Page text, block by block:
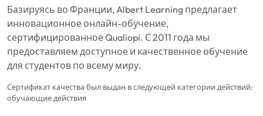
Базируясь во Франции, Albert Learning предлагает
инновационное онлайн-обучение,
сертифицированное Qualiopi. С 2011 года мы
предоставляем доступное и качественное обучение
для студентов по всему миру.
Сертификат качества был выдан в следующей категории действий:
обучающие действия